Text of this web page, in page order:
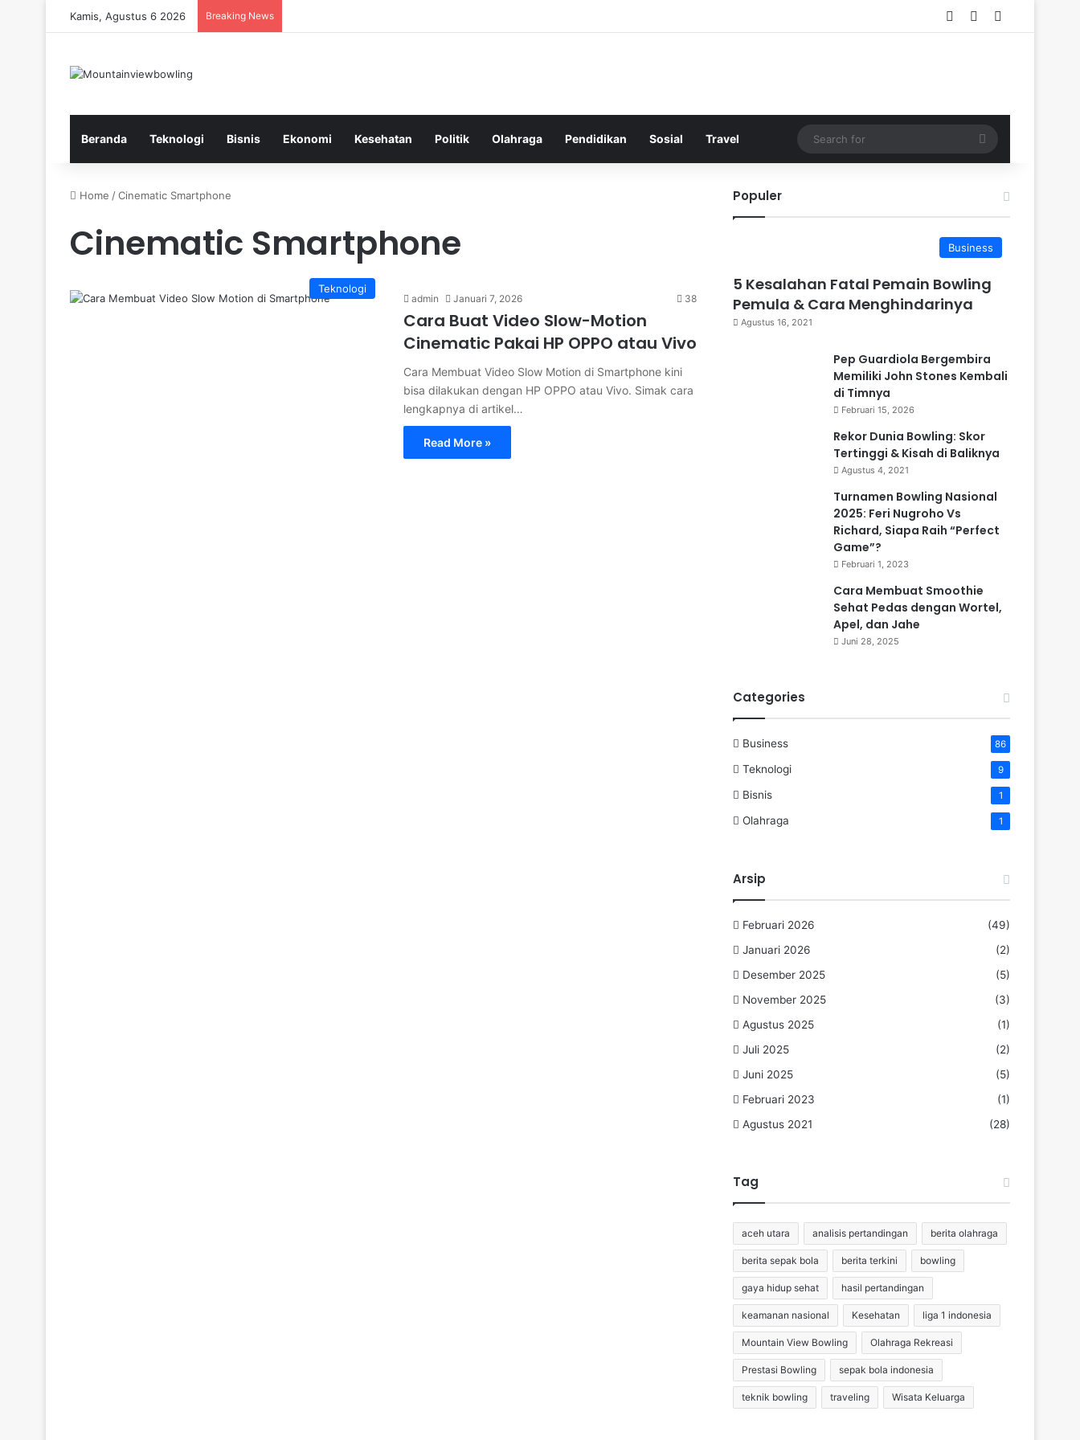
Kamis, Agustus 6 2026 Breaking News Log InRandom Article
Beranda Teknologi Bisnis Ekonomi Kesehatan Politik Olahraga Pendidikan Sosial Travel
Search
for
Home /Cinematic Smartphone
Cinematic Smartphone
Teknologi
admin Januari 7, 2026 38
Cara Buat Video Slow-Motion
Cinematic Pakai HP OPPO atau Vivo
Cara Membuat Video Slow Motion di Smartphone kini
bisa dilakukan dengan HP OPPO atau Vivo. Simak cara
lengkapnya di artikel…
Read More »
Populer
Business
5 Kesalahan Fatal Pemain Bowling
Pemula & Cara Menghindarinya
Agustus 16, 2021
Pep Guardiola Bergembira
Memiliki John Stones Kembali
di Timnya
Februari 15, 2026
Rekor Dunia Bowling: Skor
Tertinggi & Kisah di Baliknya
Agustus 4, 2021
Turnamen Bowling Nasional
2025: Feri Nugroho Vs
Richard, Siapa Raih “Perfect
Game”?
Februari 1, 2023
Cara Membuat Smoothie
Sehat Pedas dengan Wortel,
Apel, dan Jahe
Juni 28, 2025
Categories
Business 86
Teknologi 9
Bisnis 1
Olahraga 1
Arsip
Februari 2026
(49)
Januari 2026
(2)
Desember 2025
(5)
November 2025
(3)
Agustus 2025
(1)
Juli 2025
(2)
Juni 2025
(5)
Februari 2023
(1)
Agustus 2021
(28)
Tag
aceh utara analisis pertandingan berita olahraga
berita sepak bola berita terkini bowling
gaya hidup sehat hasil pertandingan
keamanan nasional Kesehatan liga 1 indonesia
Mountain View Bowling Olahraga Rekreasi
Prestasi Bowling sepak bola indonesia
teknik bowling traveling Wisata Keluarga